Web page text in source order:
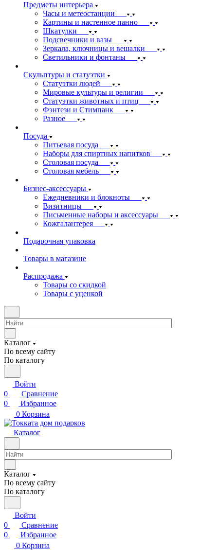
Предметы интерьера
Часы и метеостанции
Картины и настенное панно
Шкатулки
Подсвечники и вазы
Зеркала, ключницы и вешалки
Светильники и фонтаны
Скульптуры и статуэтки
Статуэтки людей
Мировые культуры и религии
Статуэтки животных и птиц
Фэнтези и Стимпанк
Разное
Посуда
Питьевая посуда
Наборы для спиртных напитков
Столовая посуда
Столовая мебель
Бизнес-аксессуары
Ежедневники и блокноты
Визитницы
Письменные наборы и аксессуары
Кожгалантерея
Подарочная упаковка
Товары в магазине
Распродажа
Товары со скидкой
Товары с уценкой
Каталог
По всему сайту
По каталогу
Войти
0
Сравнение
0
Избранное
0 Корзина
Каталог
Каталог
По всему сайту
По каталогу
Войти
0
Сравнение
0
Избранное
0 Корзина